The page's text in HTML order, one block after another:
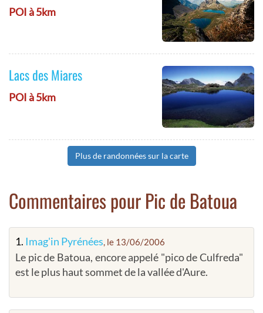
POI à 5km
Lacs des Miares
POI à 5km
Plus de randonnées sur la carte
Commentaires pour Pic de Batoua
1. Imag'in Pyrénées , le 13/06/2006
Le pic de Batoua, encore appelé "pico de Culfreda"
est le plus haut sommet de la vallée d'Aure.